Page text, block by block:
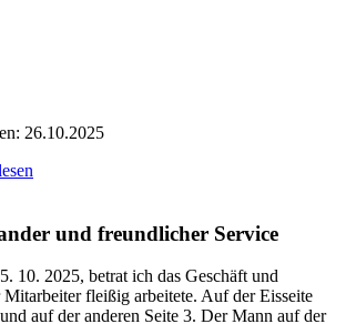
26.10.2025
und freundlicher Service
10. 2025, betrat ich das Geschäft und
Mitarbeiter fleißig arbeitete. Auf der Eisseite
auf der anderen Seite 3. Der Mann auf der